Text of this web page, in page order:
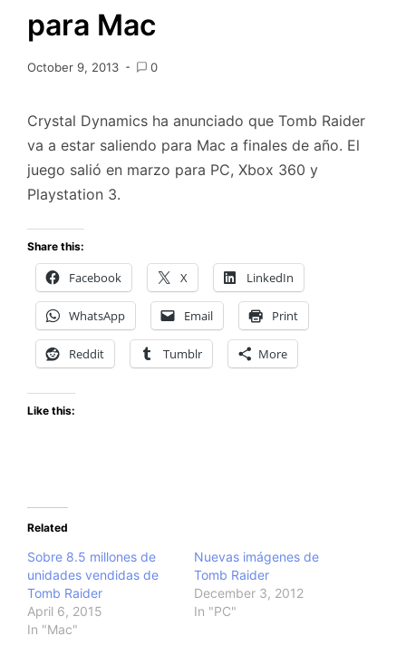
para Mac
October 9, 2013 0
Crystal Dynamics ha anunciado que Tomb Raider
va a estar saliendo para Mac a finales de año. El
juego salió en marzo para PC, Xbox 360 y
Playstation 3.
Share this:
Facebook X LinkedIn
WhatsApp Email Print
Reddit Tumblr More
Like this:
Related
Sobre 8.5 millones de
unidades vendidas de
Tomb Raider
April 6, 2015
In "Mac"
Nuevas imágenes de
Tomb Raider
December 3, 2012
In "PC"